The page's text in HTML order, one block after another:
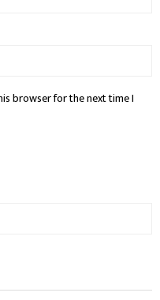
browser for the next time I